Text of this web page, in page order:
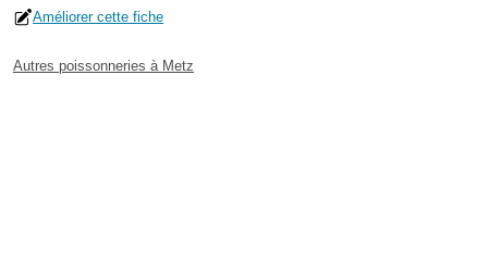
Améliorer cette fiche
Autres poissonneries à Metz